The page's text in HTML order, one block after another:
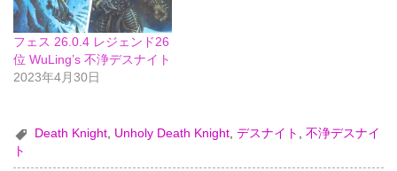
フェス 26.0.4 レジェンド26
位 WuLing’s 不浄デスナイト
2023年4月30日
Death Knight, Unholy Death Knight,デスナイト ,不浄デスナイ
ト